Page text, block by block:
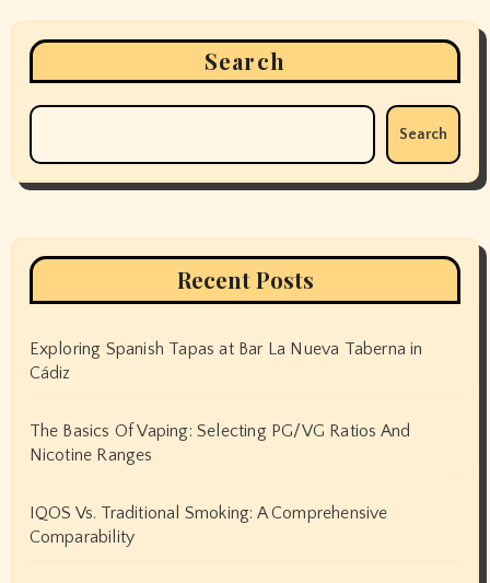
Search
Search
Recent Posts
Exploring Spanish Tapas at Bar La Nueva Taberna in
Cádiz
The Basics Of Vaping: Selecting PG/VG Ratios And
Nicotine Ranges
IQOS Vs. Traditional Smoking: A Comprehensive
Comparability